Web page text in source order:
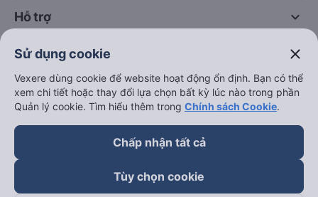
keyboard_arrow_down
Về chúng tôi
Sử dụng cookie close
Vexere dùng cookie để website hoạt động ổn định. Bạn có thể
xem chi tiết hoặc thay đổi lựa chọn bất kỳ lúc nào trong phần
Quản lý cookie. Tìm hiểu thêm trong Chính sách Cookie.
Chấp nhận tất cả
Tùy chọn cookie